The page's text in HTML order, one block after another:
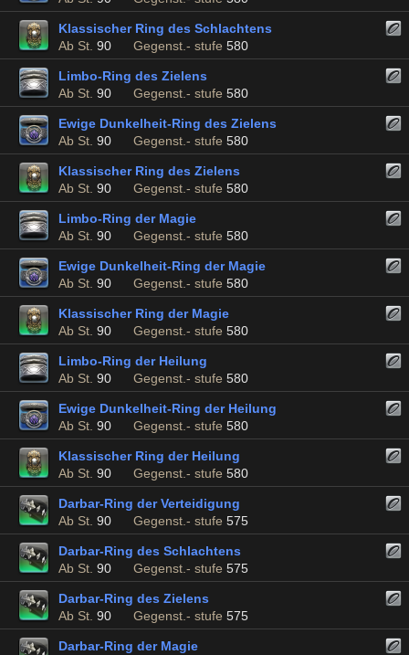
Klassischer Ring des Schlachtens
Ab St. 90 Gegenst.- stufe 580
Limbo-Ring des Zielens
Ab St. 90 Gegenst.- stufe 580
Ewige Dunkelheit-Ring des Zielens
Ab St. 90 Gegenst.- stufe 580
Klassischer Ring des Zielens
Ab St. 90 Gegenst.- stufe 580
Limbo-Ring der Magie
Ab St. 90 Gegenst.- stufe 580
Ewige Dunkelheit-Ring der Magie
Ab St. 90 Gegenst.- stufe 580
Klassischer Ring der Magie
Ab St. 90 Gegenst.- stufe 580
Limbo-Ring der Heilung
Ab St. 90 Gegenst.- stufe 580
Ewige Dunkelheit-Ring der Heilung
Ab St. 90 Gegenst.- stufe 580
Klassischer Ring der Heilung
Ab St. 90 Gegenst.- stufe 580
Darbar-Ring der Verteidigung
Ab St. 90 Gegenst.- stufe 575
Darbar-Ring des Schlachtens
Ab St. 90 Gegenst.- stufe 575
Darbar-Ring des Zielens
Ab St. 90 Gegenst.- stufe 575
Darbar-Ring der Magie